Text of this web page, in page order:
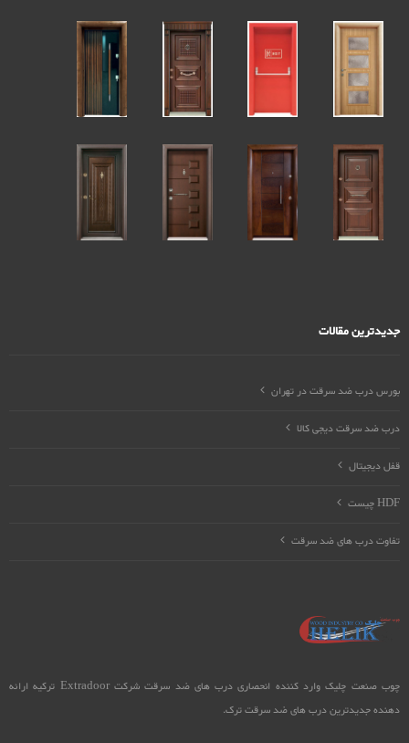
جدیدترین مقالات
بورس درب ضد سرقت در تهران
درب ضد سرقت دیجی کالا
قفل دیجیتال
HDF چیست
تفاوت درب های ضد سرقت
چوب صنعت چلیک وارد کننده انحصاری درب های ضد سرقت شرکت Extradoor ترکیه ارائه
دهنده جدیدترین درب های ضد سرقت ترک.